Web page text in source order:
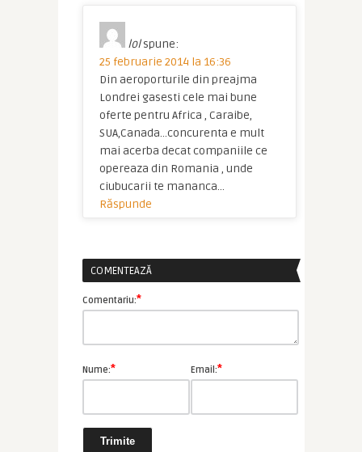
lol spune:
25 februarie 2014 la 16:36
Din aeroporturile din preajma
Londrei gasesti cele mai bune
oferte pentru Africa , Caraibe,
SUA,Canada…concurenta e mult
mai acerba decat companiile ce
opereaza din Romania , unde
ciubucarii te mananca…
Răspunde
COMENTEAZĂ
Comentariu:*
Nume:* Email:*